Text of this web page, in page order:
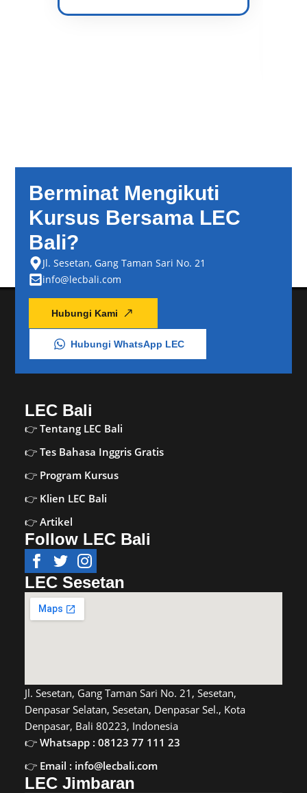
Berminat Mengikuti
Kursus Bersama LEC
Bali?
Jl. Sesetan, Gang Taman Sari No. 21
info@lecbali.com
Hubungi Kami
Hubungi WhatsApp LEC
LEC Bali
Tentang LEC Bali
Tes Bahasa Inggris Gratis
Program Kursus
Klien LEC Bali
Artikel
Follow LEC Bali
LEC Sesetan
Jl. Sesetan, Gang Taman Sari No. 21, Sesetan,
Denpasar Selatan, Sesetan, Denpasar Sel., Kota
Denpasar, Bali 80223, Indonesia
Whatsapp : 08123 77 111 23
Email : info@lecbali.com
LEC Jimbaran